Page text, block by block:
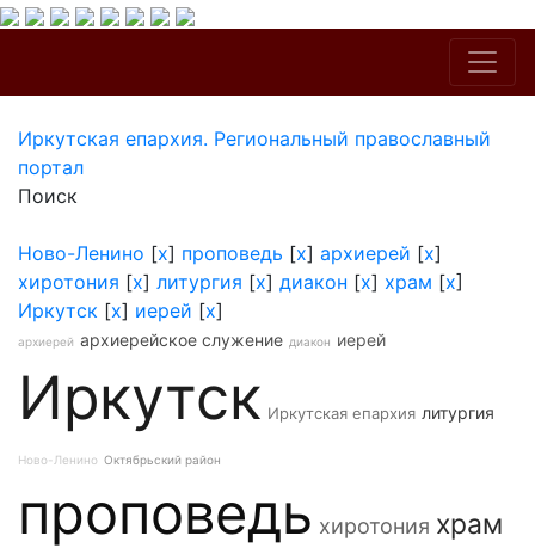
Иркутская епархия. Региональный православный
портал
Поиск
Ново-Ленино [x] проповедь [x] архиерей [x]
хиротония [x] литургия [x] диакон [x] храм [x]
Иркутск [x] иерей [x]
архиерей архиерейское служение диакон иерей
Иркутск Иркутская епархия литургия
Ново-Ленино Октябрьский район
проповедь хиротония храм